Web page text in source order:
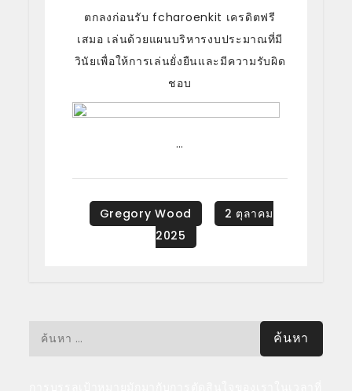
ตกลงก่อนรับ fcharoenkit เครดิตฟรี
เสมอ เล่นด้วยแผนบริหารงบประมาณที่มี
วินัยเพื่อให้การเล่นยั่งยืนและมีความรับผิด
ชอบ
…
ค้นหา